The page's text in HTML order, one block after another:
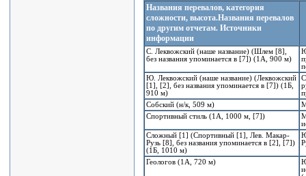
Названия перевалов, категория
сложности, высота.Названия перевалов
по другим отчетам. Источники
информации
С. Леквожский (наше название) (Шлем [8],
без названия упоминается в [7]) (1А, 900 м)
Ю. Леквожский (наше название) (Леквожский
[1], [2], без названия упоминается в [7]) (1Б,
910 м)
Собский (н/к, 509 м)
Спортивный стиль (1А, 1000 м, [7])
Сложный [1] (Спортивный [1], Лев. Макар-
Рузь [8], без названия упоминается в [2], [7])
(1Б, 1010 м)
Геологов (1А, 720 м)